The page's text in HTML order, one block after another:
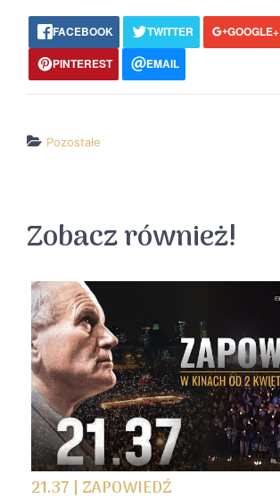
FACEBOOK TWITTER
GOOGLE+
PINTEREST
EMAIL
Pozostałe
Zobacz również!
21.37 | ZAPOWIEDŹ